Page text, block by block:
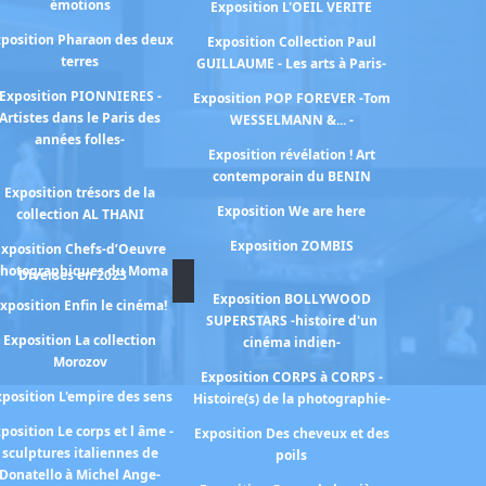
émotions
Pharaon des deux
terres
Exposition PIONNIERES -
Artistes dans le Paris des
années folles-
Exposition trésors de la
collection AL THANI
Chefs-d’Oeuvre
du Moma
Enfin le cinéma!
Exposition La collection
Morozov
L'empire des sens
Le corps et l âme -
sculptures italiennes de
Donatello à Michel Ange-
Exposition L'OEIL VERITE
Exposition Collection Paul
GUILLAUME - Les arts à Paris-
Exposition POP FOREVER -Tom
WESSELMANN &... -
Exposition révélation ! Art
contemporain du BENIN
Exposition We are here
Exposition ZOMBIS
Diverses en 2023
Exposition BOLLYWOOD
SUPERSTARS -histoire d'un
cinéma indien-
Exposition CORPS à CORPS -
Histoire(s) de la photographie-
Exposition Des cheveux et des
poils